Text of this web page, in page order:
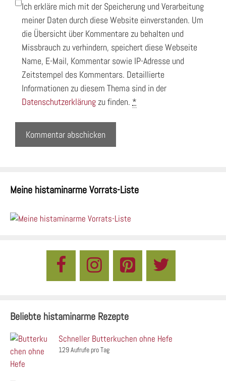
Ich erkläre mich mit der Speicherung und Verarbeitung
meiner Daten durch diese Website einverstanden. Um
die Übersicht über Kommentare zu behalten und
Missbrauch zu verhindern, speichert diese Webseite
Name, E-Mail, Kommentar sowie IP-Adresse und
Zeitstempel des Kommentars. Detaillierte
Informationen zu diesem Thema sind in der
Datenschutzerklärungzu finden. *
Meine histaminarme Vorrats-Liste
Beliebte histaminarme Rezepte
Schneller Butterkuchen ohne Hefe
129 Aufrufe pro Tag